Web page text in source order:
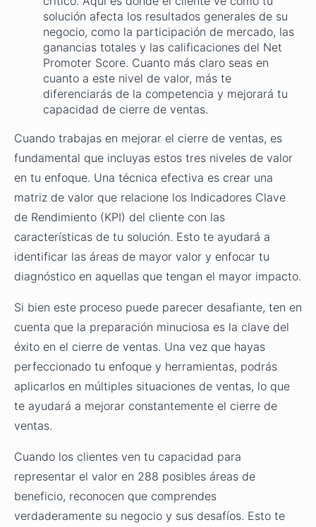
solución afecta los resultados generales de su
negocio, como la participación de mercado, las
ganancias totales y las calificaciones del Net
Promoter Score. Cuanto más claro seas en
cuanto a este nivel de valor, más te
diferenciarás de la competencia y mejorará tu
capacidad de cierre de ventas.
Cuando trabajas en mejorar el cierre de ventas, es
fundamental que incluyas estos tres niveles de valor
en tu enfoque. Una técnica efectiva es crear una
matriz de valor que relacione los Indicadores Clave
de Rendimiento (KPI) del cliente con las
características de tu solución. Esto te ayudará a
identificar las áreas de mayor valor y enfocar tu
diagnóstico en aquellas que tengan el mayor impacto.
Si bien este proceso puede parecer desafiante, ten en
cuenta que la preparación minuciosa es la clave del
éxito en el cierre de ventas. Una vez que hayas
perfeccionado tu enfoque y herramientas, podrás
aplicarlos en múltiples situaciones de ventas, lo que
te ayudará a mejorar constantemente el cierre de
ventas.
Cuando los clientes ven tu capacidad para
representar el valor en 288 posibles áreas de
beneficio, reconocen que comprendes
verdaderamente su negocio y sus desafíos. Esto te